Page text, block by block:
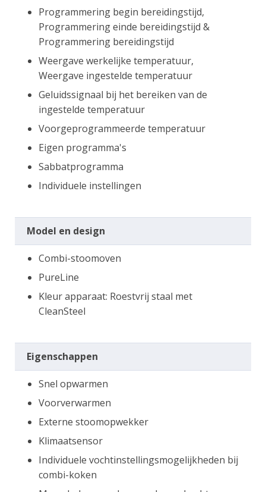
Programmering begin bereidingstijd,
Programmering einde bereidingstijd &
Programmering bereidingstijd
Weergave werkelijke temperatuur,
Weergave ingestelde temperatuur
Geluidssignaal bij het bereiken van de
ingestelde temperatuur
Voorgeprogrammeerde temperatuur
Eigen programma's
Sabbatprogramma
Individuele instellingen
Model en design
Combi-stoomoven
PureLine
Kleur apparaat: Roestvrij staal met
CleanSteel
Eigenschappen
Snel opwarmen
Voorverwarmen
Externe stoomopwekker
Klimaatsensor
Individuele vochtinstellingsmogelijkheden bij
combi-koken